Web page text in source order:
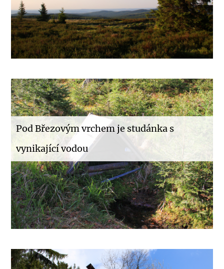
Pod Březovým vrchem je studánka s
vynikající vodou